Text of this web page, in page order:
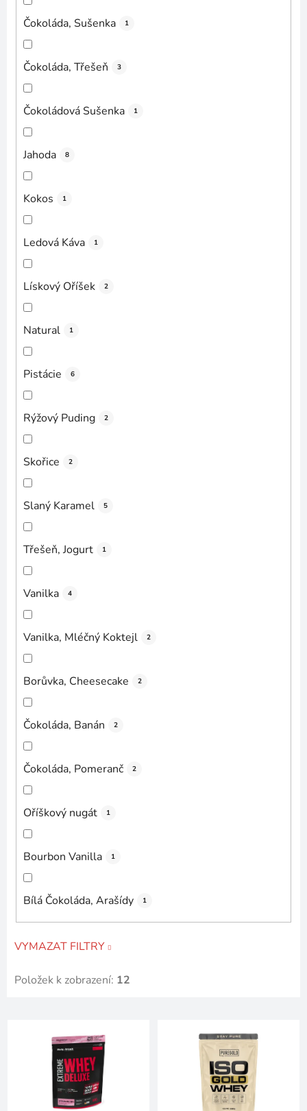
Čokoláda, Sušenka 1
Čokoláda, Třešeň 3
Čokoládová Sušenka 1
Jahoda 8
Kokos 1
Ledová Káva 1
Lískový Oříšek 2
Natural 1
Pistácie 6
Rýžový Puding 2
Skořice 2
Slaný Karamel 5
Třešeň, Jogurt 1
Vanilka 4
Vanilka, Mléčný Koktejl 2
Borůvka, Cheesecake 2
Čokoláda, Banán 2
Čokoláda, Pomeranč 2
Oříškový nugát 1
Bourbon Vanilla 1
Bílá Čokoláda, Arašídy 1
VYMAZAT FILTRY
Položek k zobrazení: 12